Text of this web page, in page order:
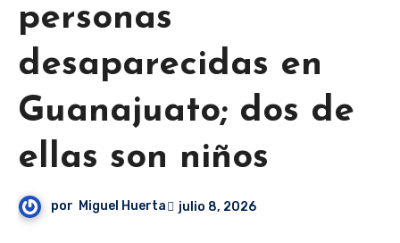
personas
desaparecidas en
Guanajuato; dos de
ellas son niños
por Miguel Huerta julio 8, 2026